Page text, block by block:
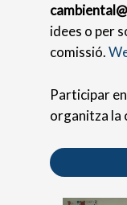
idees o per
comissió.
Participar
organitza la